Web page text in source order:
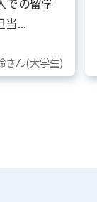
での留学
当...
さん(大学生)